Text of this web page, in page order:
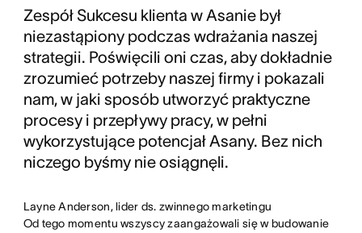
Zespół Sukcesu klienta w Asanie był
niezastąpiony podczas wdrażania naszej
strategii. Poświęcili oni czas, aby dokładnie
zrozumieć potrzeby naszej firmy i pokazali
nam, w jaki sposób utworzyć praktyczne
procesy i przepływy pracy, w pełni
wykorzystujące potencjał Asany. Bez nich
niczego byśmy nie osiągnęli.
Layne Anderson, lider ds. zwinnego marketingu
Od tego momentu wszyscy zaangażowali się w budowanie